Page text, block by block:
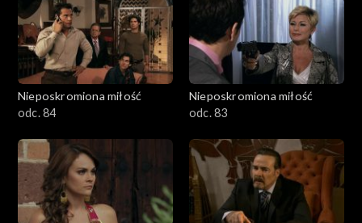
Nieposkromiona miłość
odc. 84
Nieposkromiona miłość
odc. 83